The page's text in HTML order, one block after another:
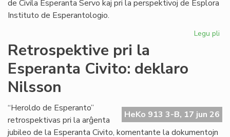
de Civila Esperanta Servo kaj pri la perspektivoj de Esplora
Instituto de Esperantologio.
Legu pli
Retrospektive pri la
Esperanta Civito: deklaro
Nilsson
HeKo 913 3-B, 17 jun 26
“Heroldo de Esperanto”
retrospektivas pri la arĝenta
jubileo de la Esperanta Civito, komentante la dokumentojn